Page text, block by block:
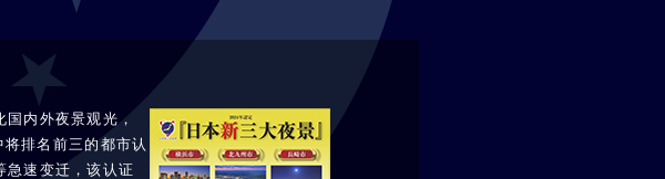
内外夜景观光，
排名前三的都市认
急速变迁，该认证